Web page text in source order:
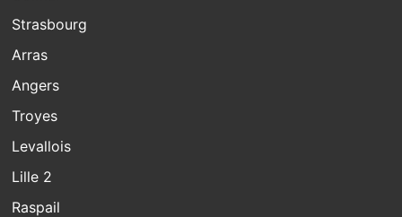
Strasbourg
Arras
Angers
Troyes
Levallois
Lille 2
Raspail